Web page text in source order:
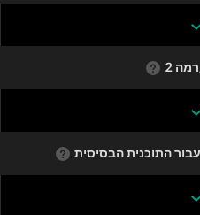
2
התוכנית הבסיסית